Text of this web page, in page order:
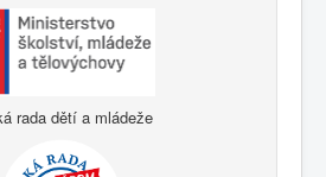
rada dětí a mládeže